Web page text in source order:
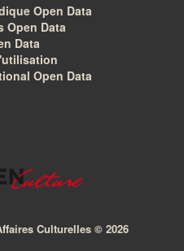
Open Data
Open Data
Data
Open Data
Culturelles © 2026